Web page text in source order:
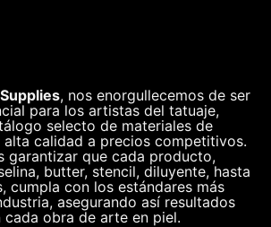
, nos enorgullecemos de ser
para los artistas del tatuaje,
selecto de materiales de
alta calidad a precios competitivos.
garantizar que cada producto,
butter, stencil, diluyente, hasta
cumpla con los estándares más
asegurando así resultados
cada obra de arte en piel.